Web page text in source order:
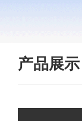
产品展示